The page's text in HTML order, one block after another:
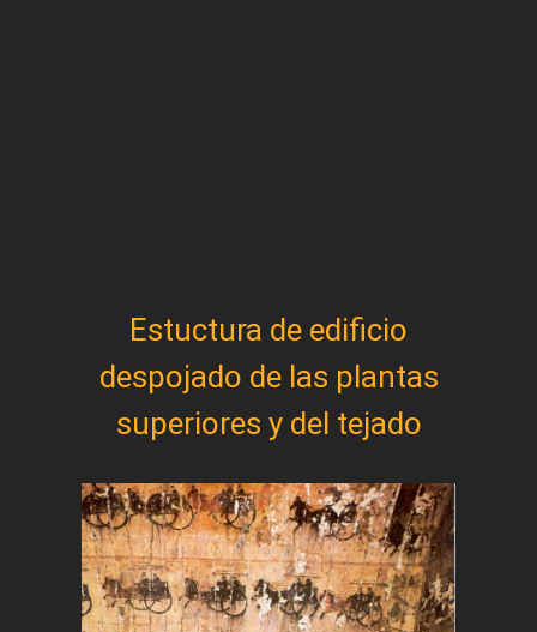
Estuctura de edificio
despojado de las plantas
superiores y del tejado